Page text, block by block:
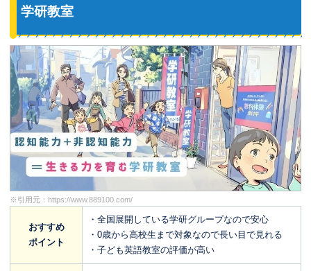
学研教室
※引用元： https://www.889100.com/
おすすめ
ポイント
・全国展開している学研グループなので安心
・0歳から高校生まで対象なので長い目で見れる
・子ども英語教室の評価が高い